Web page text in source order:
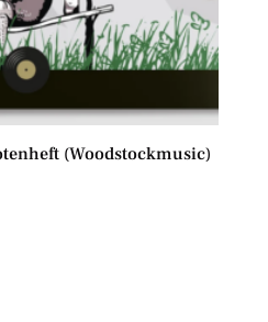
(Woodstockmusic)